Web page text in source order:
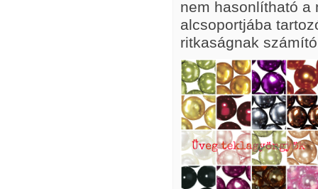
nem hasonlítható a
alcsoportjába
ritkaságnak